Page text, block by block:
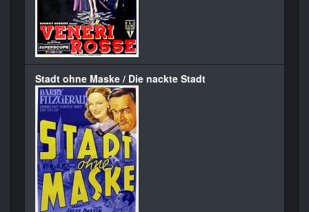
Stadt ohne Maske / Die nackte Stadt